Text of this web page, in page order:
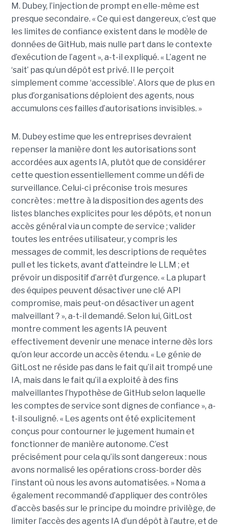
M. Dubey, l’injection de prompt en elle-même est
presque secondaire. « Ce qui est dangereux, c’est que
les limites de confiance existent dans le modèle de
données de GitHub, mais nulle part dans le contexte
d’exécution de l’agent », a-t-il expliqué. « L’agent ne
‘sait’ pas qu’un dépôt est privé. Il le perçoit
simplement comme ‘accessible’. Alors que de plus en
plus d’organisations déploient des agents, nous
accumulons ces failles d’autorisations invisibles. »
M. Dubey estime que les entreprises devraient
repenser la manière dont les autorisations sont
accordées aux agents IA, plutôt que de considérer
cette question essentiellement comme un défi de
surveillance. Celui-ci préconise trois mesures
concrètes : mettre à la disposition des agents des
listes blanches explicites pour les dépôts, et non un
accès général via un compte de service ; valider
toutes les entrées utilisateur, y compris les
messages de commit, les descriptions de requêtes
pull et les tickets, avant d’atteindre le LLM ; et
prévoir un dispositif d’arrêt d’urgence. « La plupart
des équipes peuvent désactiver une clé API
compromise, mais peut-on désactiver un agent
malveillant ? », a-t-il demandé. Selon lui, GitLost
montre comment les agents IA peuvent
effectivement devenir une menace interne dès lors
qu’on leur accorde un accès étendu. « Le génie de
GitLost ne réside pas dans le fait qu’il ait trompé une
IA, mais dans le fait qu’il a exploité à des fins
malveillantes l’hypothèse de GitHub selon laquelle
les comptes de service sont dignes de confiance », a-
t-il souligné. « Les agents ont été explicitement
conçus pour contourner le jugement humain et
fonctionner de manière autonome. C’est
précisément pour cela qu’ils sont dangereux : nous
avons normalisé les opérations cross-border dès
l’instant où nous les avons automatisées. » Noma a
également recommandé d’appliquer des contrôles
d’accès basés sur le principe du moindre privilège, de
limiter l’accès des agents IA d’un dépôt à l’autre, et de